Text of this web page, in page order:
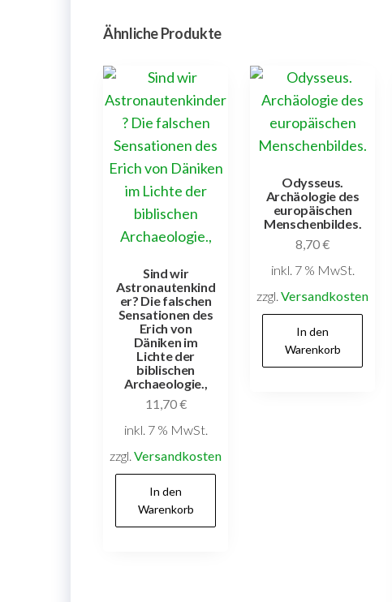
Ähnliche Produkte
Sind wir
Astronautenkind
er? Die falschen
Sensationen des
Erich von
Däniken im
Lichte der
biblischen
Archaeologie.,
11,70€
inkl. 7 % MwSt.
zzgl.Versandkosten
In den
Warenkorb
Odysseus.
Archäologie des
europäischen
Menschenbildes.
8,70€
inkl. 7 % MwSt.
zzgl.Versandkosten
In den
Warenkorb